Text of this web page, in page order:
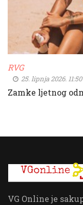
RVG
25. lipnja 2026. 11:50
Zamke ljetnog
VG Online je